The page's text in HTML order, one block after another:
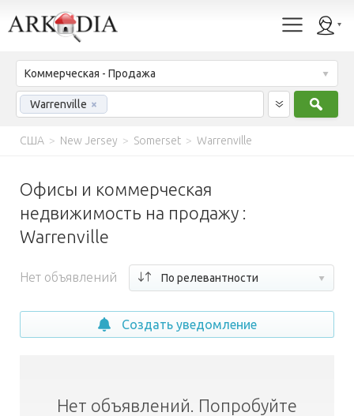
Коммерческая - Продажа
Warrenville ×
США > New Jersey > Somerset > Warrenville
Офисы и коммерческая
недвижимость на продажу :
Warrenville
Нет объявлений По релевантности
Создать уведомление
Нет объявлений. Попробуйте